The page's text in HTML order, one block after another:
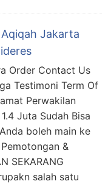
Jakarta
Order Contact Us
Testimoni Term Of
Perwakilan
Juta Sudah Bisa
boleh main ke
&
SEKARANG
salah satu